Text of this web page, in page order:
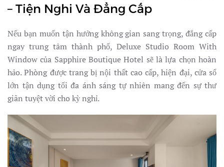
– Tiện Nghi Và Đẳng Cấp
Nếu bạn muốn tận hưởng không gian sang trọng, đẳng cấp
ngay trung tâm thành phố, Deluxe Studio Room With
Window của Sapphire Boutique Hotel sẽ là lựa chọn hoàn
hảo. Phòng được trang bị nội thất cao cấp, hiện đại, cửa sổ
lớn tận dụng tối đa ánh sáng tự nhiên mang đến sự thư
giãn tuyệt vời cho kỳ nghỉ.